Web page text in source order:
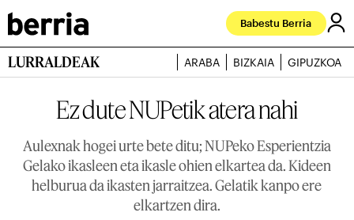
Babestu Berria
LURRALDEAK ARABA BIZKAIA GIPUZKOA
Ez dute NUPetik atera nahi
Aulexnak hogei urte bete ditu; NUPeko Esperientzia
Gelako ikasleen eta ikasle ohien elkartea da. Kideen
helburua da ikasten jarraitzea. Gelatik kanpo ere
elkartzen dira.